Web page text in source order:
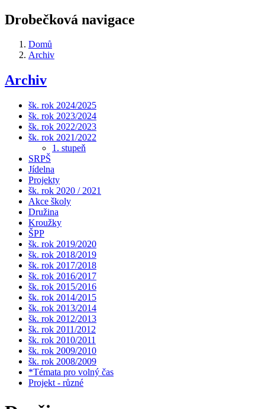
Drobečková navigace
Domů
Archiv
Archiv
šk. rok 2024/2025
šk. rok 2023/2024
šk. rok 2022/2023
šk. rok 2021/2022
1. stupeň
SRPŠ
Jídelna
Projekty
šk. rok 2020 / 2021
Akce školy
Družina
Kroužky
ŠPP
šk. rok 2019/2020
šk. rok 2018/2019
šk. rok 2017/2018
šk. rok 2016/2017
šk. rok 2015/2016
šk. rok 2014/2015
šk. rok 2013/2014
šk. rok 2012/2013
šk. rok 2011/2012
šk. rok 2010/2011
šk. rok 2009/2010
šk. rok 2008/2009
*Témata pro volný čas
Projekt - různé